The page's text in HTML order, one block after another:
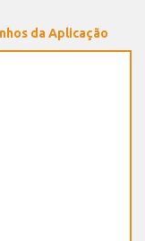
da Aplicação